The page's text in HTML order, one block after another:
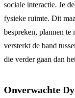
sociale interactie. Je
fysieke ruimte. Dit
bespreken, plannen te
versterkt de band
die verder gaan dan
Onverwachte